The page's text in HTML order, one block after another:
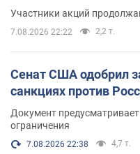
Участники акций
7.08.2026 22:22 2,2 т.
Сенат США одобрил
санкциях против
Документ
ограничения
7.08.2026 22:38 4,7 т.